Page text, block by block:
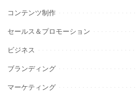
コンテンツ制作
セールス＆プロモーション
ビジネス
ブランディング
マーケティング